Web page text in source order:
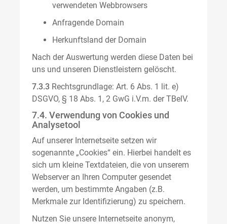
verwendeten Webbrowsers
Anfragende Domain
Herkunftsland der Domain
Nach der Auswertung werden diese Daten bei
uns und unseren Dienstleistern gelöscht.
7.3.3 Rechtsgrundlage: Art. 6 Abs. 1 lit. e)
DSGVO, § 18 Abs. 1, 2 GwG i.V.m. der TBelV.
7.4. Verwendung von Cookies und
Analysetool
Auf unserer Internetseite setzen wir
sogenannte „Cookies“ ein. Hierbei handelt es
sich um kleine Textdateien, die von unserem
Webserver an Ihren Computer gesendet
werden, um bestimmte Angaben (z.B.
Merkmale zur Identifizierung) zu speichern.
Nutzen Sie unsere Internetseite anonym,